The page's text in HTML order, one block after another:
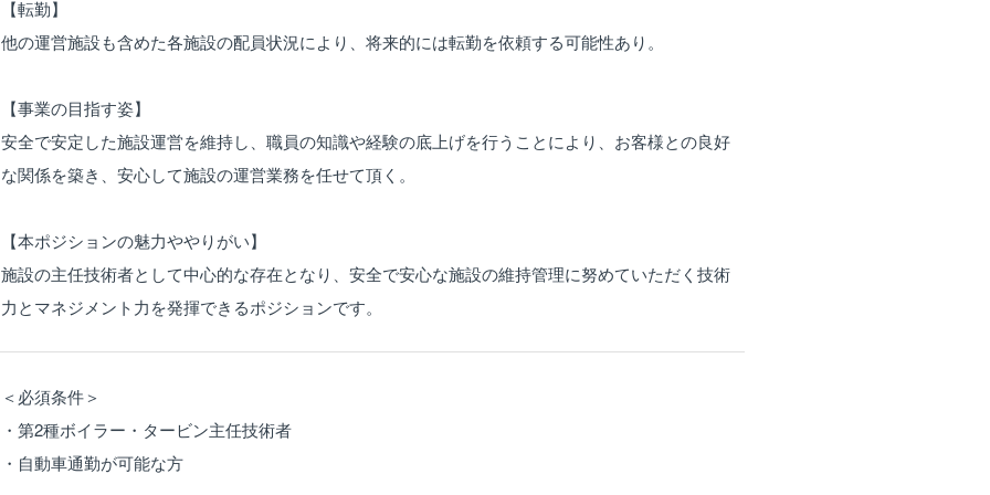
【転勤】
他の運営施設も含めた各施設の配員状況により、将来的には転勤を依頼する可能性あり。
【事業の目指す姿】
安全で安定した施設運営を維持し、職員の知識や経験の底上げを行うことにより、お客様との良好
な関係を築き、安心して施設の運営業務を任せて頂く。
【本ポジションの魅力ややりがい】
施設の主任技術者として中心的な存在となり、安全で安心な施設の維持管理に努めていただく技術
力とマネジメント力を発揮できるポジションです。
＜必須条件＞
・第2種ボイラー・タービン主任技術者
・自動車通勤が可能な方